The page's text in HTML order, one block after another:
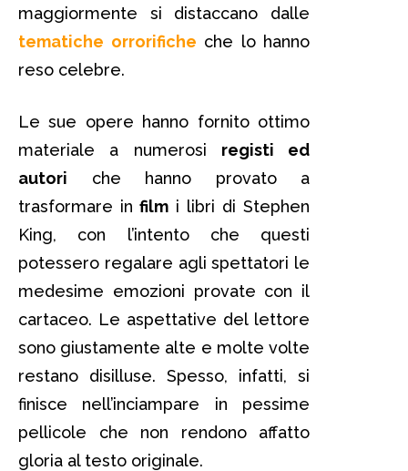
maggiormente si distaccano dalle
tematiche orrorifiche che lo hanno
reso celebre.
Le sue opere hanno fornito ottimo
materiale a numerosi registi ed
autori che hanno provato a
trasformare in film i libri di Stephen
King, con l’intento che questi
potessero regalare agli spettatori le
medesime emozioni provate con il
cartaceo. Le aspettative del lettore
sono giustamente alte e molte volte
restano disilluse. Spesso, infatti, si
finisce nell’inciampare in pessime
pellicole che non rendono affatto
gloria al testo originale.